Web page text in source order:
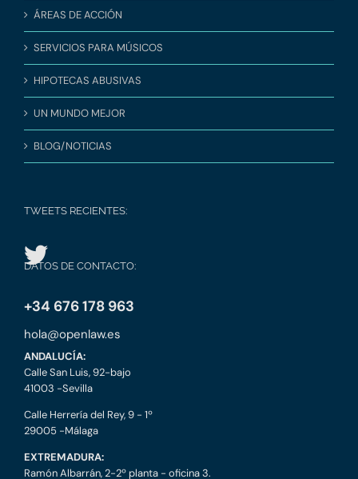
ÁREAS DE ACCIÓN
SERVICIOS PARA MÚSICOS
HIPOTECAS ABUSIVAS
UN MUNDO MEJOR
BLOG/NOTICIAS
TWEETS RECIENTES:
DATOS DE CONTACTO:
+34 676 178 963
hola@openlaw.es
ANDALUCÍA:
Calle San Luis, 92-bajo
41003 -Sevilla
Calle Herrería del Rey, 9 - 1º
29005 -Málaga
EXTREMADURA:
Ramón Albarrán, 2-2º planta - oficina 3.